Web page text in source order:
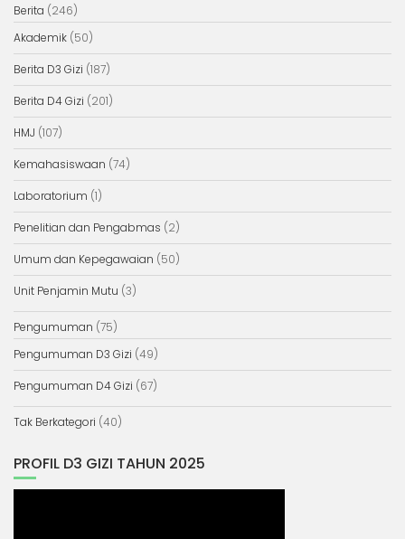
Berita (246)
Akademik (50)
Berita D3 Gizi (187)
Berita D4 Gizi (201)
HMJ (107)
Kemahasiswaan (74)
Laboratorium (1)
Penelitian dan Pengabmas (2)
Umum dan Kepegawaian (50)
Unit Penjamin Mutu (3)
Pengumuman (75)
Pengumuman D3 Gizi (49)
Pengumuman D4 Gizi (67)
Tak Berkategori (40)
PROFIL D3 GIZI TAHUN 2025